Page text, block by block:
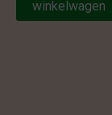
winkelwagen